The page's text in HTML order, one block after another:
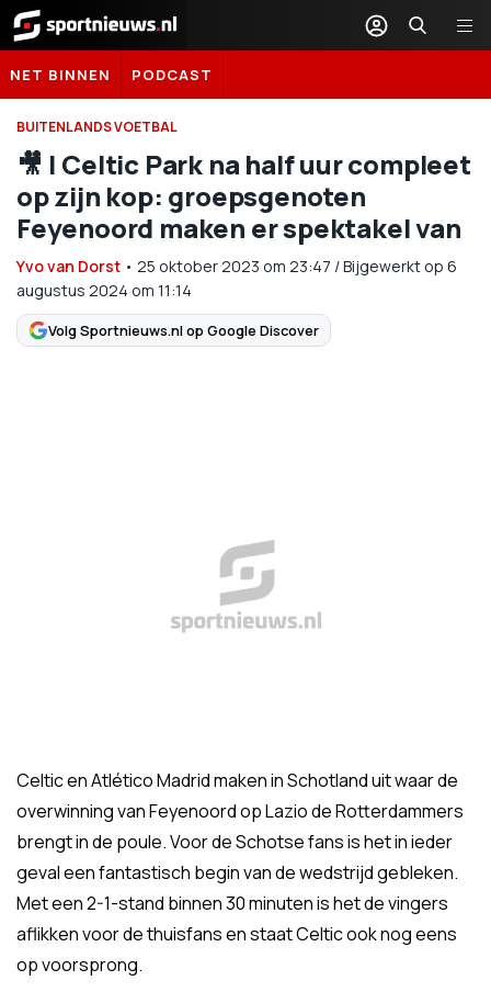
Sportnieuws.nl
NET BINNEN PODCAST
BUITENLANDS VOETBAL
🎥 | Celtic Park na half uur compleet
op zijn kop: groepsgenoten
Feyenoord maken er spektakel van
Yvo van Dorst • 25 oktober 2023 om 23:47 /Bijgewerkt op 6
augustus 2024 om 11:14
Volg Sportnieuws.nl op Google Discover
Celtic en Atlético Madrid maken in Schotland uit waar de
overwinning van Feyenoord op Lazio de Rotterdammers
brengt in de poule. Voor de Schotse fans is het in ieder
geval een fantastisch begin van de wedstrijd gebleken.
Met een 2-1-stand binnen 30 minuten is het de vingers
aflikken voor de thuisfans en staat Celtic ook nog eens
op voorsprong.